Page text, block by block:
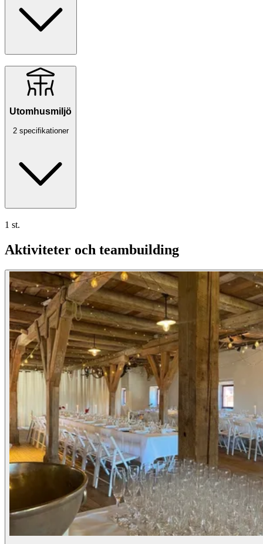
Utomhusmiljö
2 specifikationer
1 st.
Aktiviteter och teambuilding